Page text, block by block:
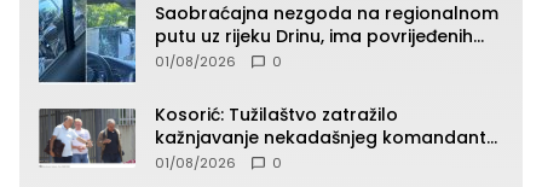
Saobraćajna nezgoda na regionalnom
putu uz rijeku Drinu, ima povrijeđenih
lica (FOTO)
01/08/2026 0
Kosorić: Tužilaštvo zatražilo
kažnjavanje nekadašnjeg komandanta
Vlaseničke brigade
01/08/2026 0